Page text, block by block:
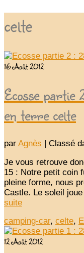
celte
16Août 2012
Ecosse
en terre celte
par Agnès | Classé
Je vous retrouve
15 : Notre petit coin
pleine forme, nous
Castle. Le soleil
suite­­
camping-car, celte,
12Août 2012